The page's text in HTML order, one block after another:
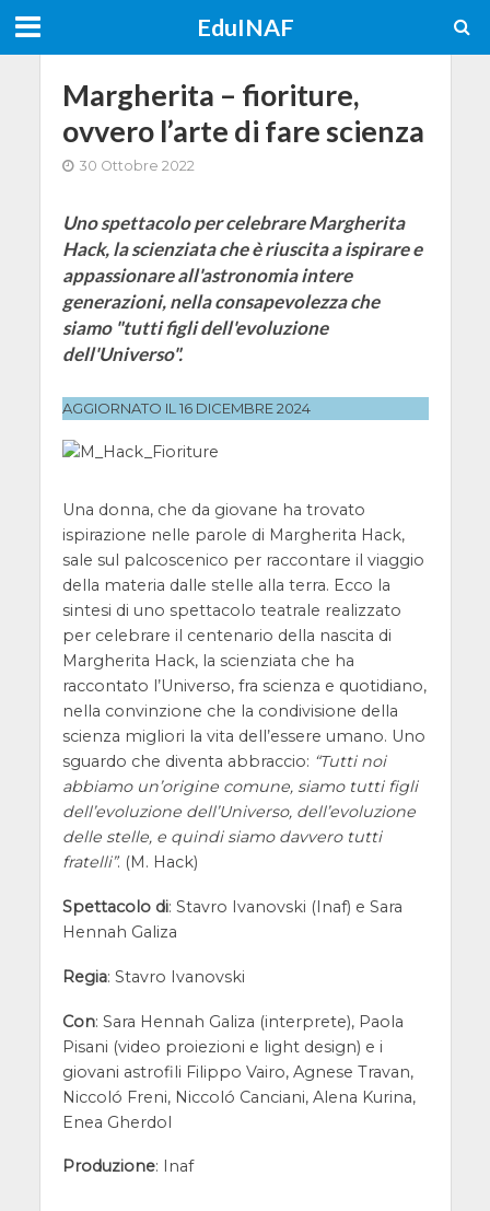
EduINAF
Margherita – fioriture,
ovvero l’arte di fare scienza
30 Ottobre 2022
Uno spettacolo per celebrare Margherita
Hack, la scienziata che è riuscita a ispirare e
appassionare all'astronomia intere
generazioni, nella consapevolezza che
siamo "tutti figli dell'evoluzione
dell'Universo".
AGGIORNATO IL 16 DICEMBRE 2024
Una donna, che da giovane ha trovato
ispirazione nelle parole di Margherita Hack,
sale sul palcoscenico per raccontare il viaggio
della materia dalle stelle alla terra. Ecco la
sintesi di uno spettacolo teatrale realizzato
per celebrare il centenario della nascita di
Margherita Hack, la scienziata che ha
raccontato l’Universo, fra scienza e quotidiano,
nella convinzione che la condivisione della
scienza migliori la vita dell’essere umano. Uno
sguardo che diventa abbraccio: “Tutti noi
abbiamo un’origine comune, siamo tutti figli
dell’evoluzione dell’Universo, dell’evoluzione
delle stelle, e quindi siamo davvero tutti
fratelli”. (M. Hack)
Spettacolo di: Stavro Ivanovski (Inaf) e Sara
Hennah Galiza
Regia: Stavro Ivanovski
Con: Sara Hennah Galiza (interprete), Paola
Pisani (video proiezioni e light design) e i
giovani astrofili Filippo Vairo, Agnese Travan,
Niccoló Freni, Niccoló Canciani, Alena Kurina,
Enea Gherdol
Produzione: Inaf